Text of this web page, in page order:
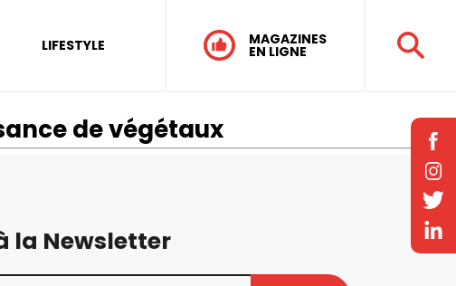
LIFESTYLE MAGAZINES
EN LIGNE
de végétaux
la Newsletter